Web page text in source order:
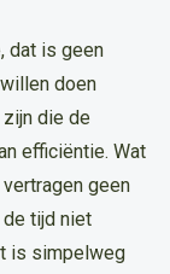
dat is geen
doen
die de
efficiëntie. Wat
geen
tijd niet
is simpelweg